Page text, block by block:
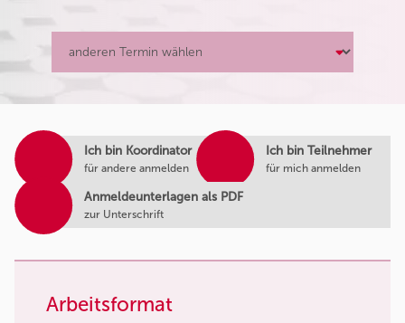
Arbeitsformat
Ich bin Koordinator
für andere anmelden
Ich bin Teilnehmer
für mich anmelden
Anmeldeunterlagen als PDF
zur Unterschrift